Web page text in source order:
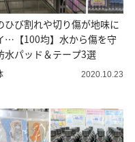
ひび割れや切り傷が地味に
…【100均】水から傷を守
水パッド＆テープ3選
2020.10.23